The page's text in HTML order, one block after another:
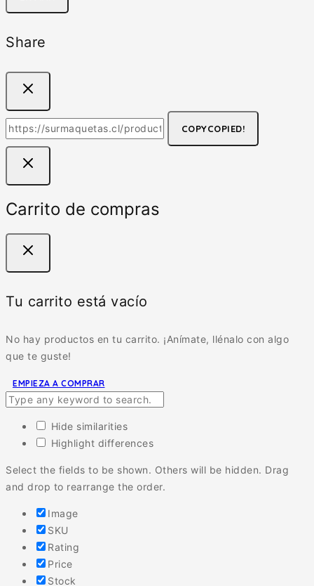
Share
COPYCOPIED!
Carrito de compras
Tu carrito está vacío
No hay productos en tu carrito. ¡Anímate, llénalo con algo
que te guste!
EMPIEZA A COMPRAR
Hide similarities
Highlight differences
Select the fields to be shown. Others will be hidden. Drag
and drop to rearrange the order.
Image
SKU
Rating
Price
Stock